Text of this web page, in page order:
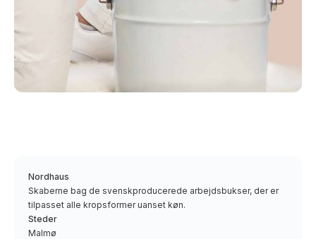
Nordhaus
Skaberne bag de svenskproducerede arbejdsbukser, der er
tilpasset alle kropsformer uanset køn.
Steder
Malmø